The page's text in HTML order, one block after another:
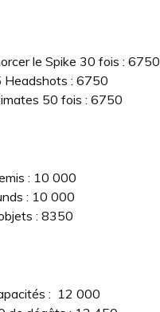
le Spike 30 fois : 6750
Headshots : 6750
50 fois : 6750
: 10 000
: 10 000
: 8350
: 12 000